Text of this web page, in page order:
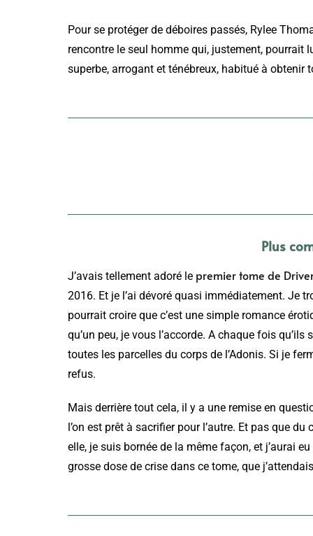
Pour se protéger de déboires passés, Rylee
rencontre le seul homme qui, justement, pourrait
superbe, arrogant et ténébreux, habitué à obtenir
Plus
J’avais tellement adoré le premier tome de
2016. Et je l’ai dévoré quasi immédiatement. Je
pourrait croire que c’est une simple romance
qu’un peu, je vous l’accorde. A chaque fois
toutes les parcelles du corps de l’Adonis. Si je
refus.
Mais derrière tout cela, il y a une remise en
l’on est prêt à sacrifier pour l’autre. Et pas que
elle, je suis bornée de la même façon, et j’aurai
grosse dose de crise dans ce tome, que